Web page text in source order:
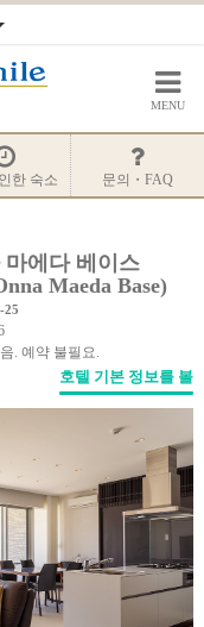
MENU
한 숙소 문의・FAQ
에다 베이스
Maeda Base)
25
. 예약 불필요.
호텔 기본 정보를 볼